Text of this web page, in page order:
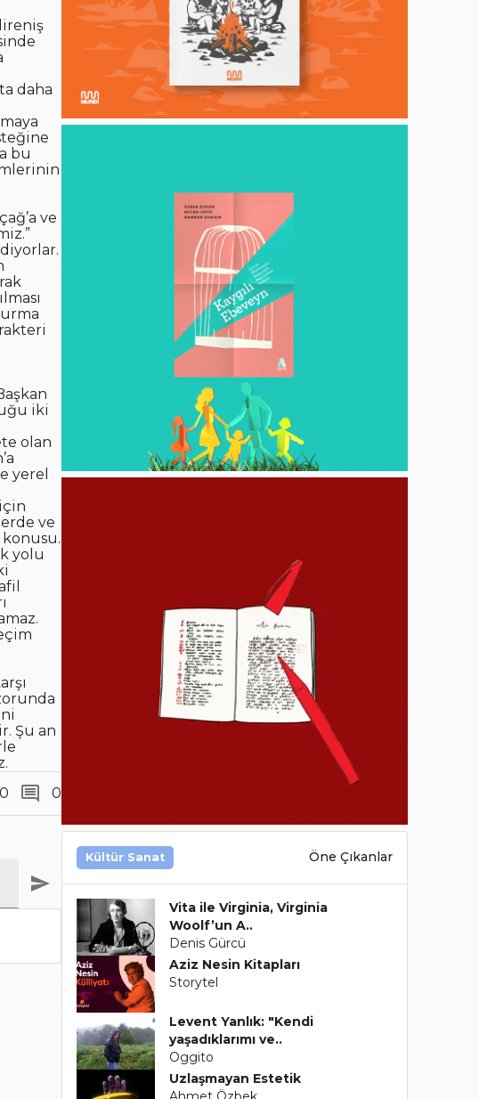
daha
bu
ve
iki
olan
yerel
ve
yolu
Şu an
0 0
Kültür Sanat Öne Çıkanlar
Vita ile Virginia, Virginia
Woolf’un A..
Denis Gürcü
Aziz Nesin Kitapları
Storytel
Levent Yanlık: "Kendi
yaşadıklarımı ve..
Oggito
Uzlaşmayan Estetik